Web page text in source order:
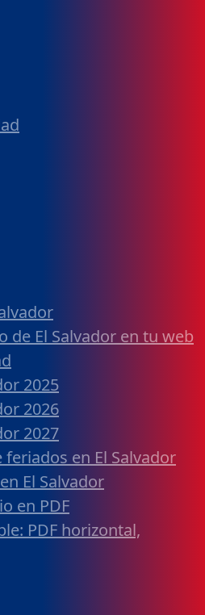
de El Salvador en tu web
2025
2026
2027
en El Salvador
El Salvador
en PDF
PDF horizontal,